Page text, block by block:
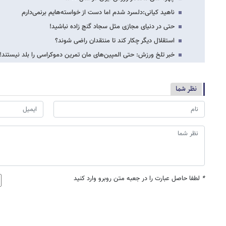
ناهید کیانی:دلسرد شدم اما دست از خواسته‌هایم برنمی‌دارم
حتی در دنیای مجازی مثل سجاد گنج زاده نباشید!
استقلال دیگر چکار کند تا منتقدان راضی شوند؟
خبر تلخ ورزش: حتی المپین‌های مان تمرین دموکراسی را بلد نیستند!
نظر شما
* لطفا حاصل عبارت را در جعبه متن روبرو وارد کنید